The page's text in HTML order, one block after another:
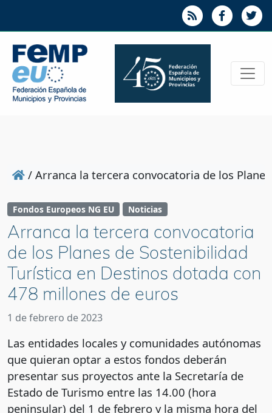
/ Arranca la tercera convocatoria de los
Fondos Europeos NG EU Noticias
Arranca la tercera convocatoria
de los Planes de Sostenibilidad
Turística en Destinos dotada con
478 millones de euros
1 de febrero de 2023
Las entidades locales y comunidades autónomas
que quieran optar a estos fondos deberán
presentar sus proyectos ante la Secretaría de
Estado de Turismo entre las 14.00 (hora
peninsular) del 1 de febrero y la misma hora del